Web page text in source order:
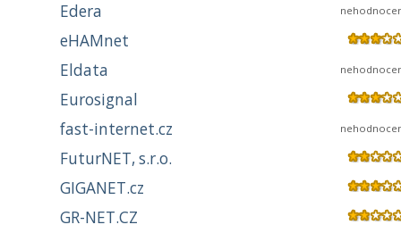
Edera
eHAMnet
Eldata
Eurosignal
fast-internet.cz
FuturNET, s.r.o.
GIGANET.cz
GR-NET.CZ